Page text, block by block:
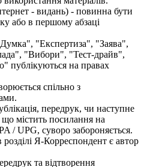
- видань) - повинна бути
або в першому абзаці
"Експертиза", "Заява",
"Вибори", "Тест-драйв",
публікуються на правах
спільно з
передрук, чи наступне
містить посилання на
/ UPG, суворо забороняється.
Я-Корреспондент є автор
та відтворення